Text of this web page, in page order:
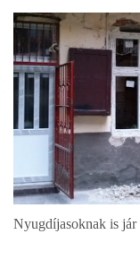
Nyugdíjasoknak is jár